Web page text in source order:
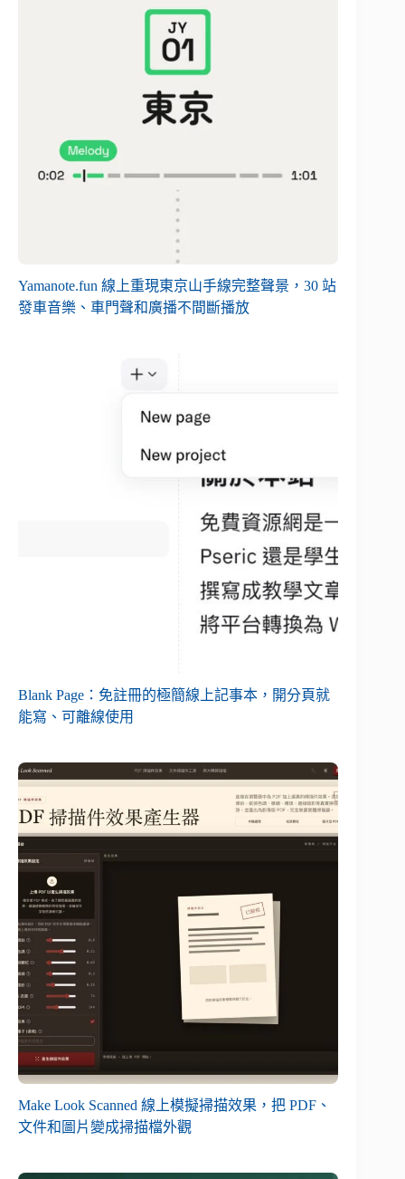
Yamanote.fun 線上重現東京山手線完整聲景，30 站
發車音樂、車門聲和廣播不間斷播放
Blank Page：免註冊的極簡線上記事本，開分頁就
能寫、可離線使用
Make Look Scanned 線上模擬掃描效果，把 PDF、
文件和圖片變成掃描檔外觀